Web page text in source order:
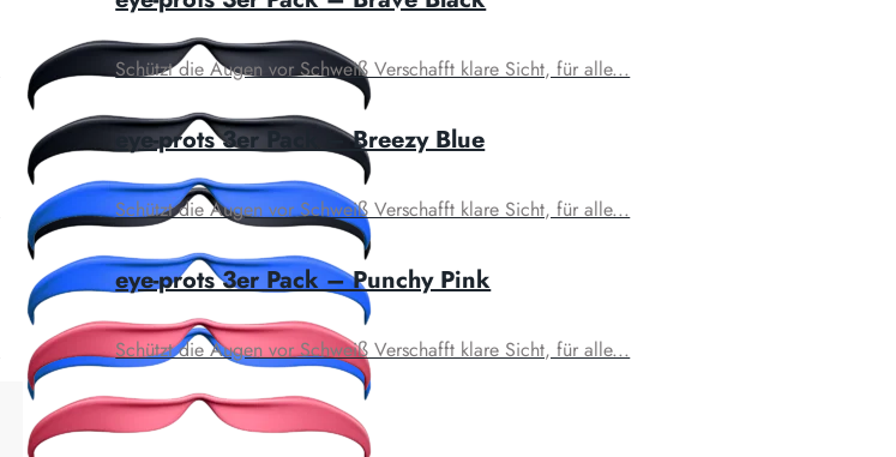
Schützt die Augen vor Schweiß Verschafft klare Sicht, für alle...
eye-prots 3er Pack – Breezy Blue
Schützt die Augen vor Schweiß Verschafft klare Sicht, für alle...
eye-prots 3er Pack – Punchy Pink
Schützt die Augen vor Schweiß Verschafft klare Sicht, für alle...